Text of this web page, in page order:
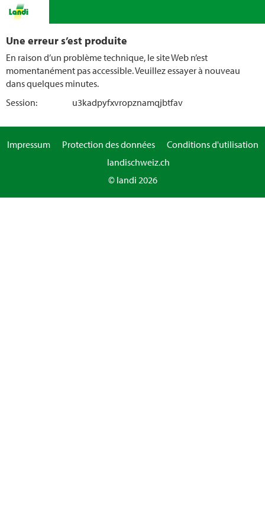
Une erreur s’est produite
En raison d’un problème technique, le site Web n’est
momentanément pas accessible. Veuillez essayer à nouveau
dans quelques minutes.
Session:
u3kadpyfxvropznamqjbtfav
Impressum Protection des données
Conditions d'utilisation
landischweiz.ch
© landi 2026